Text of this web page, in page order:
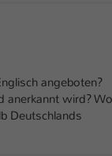
angeboten?
anerkannt wird? Wo
Deutschlands